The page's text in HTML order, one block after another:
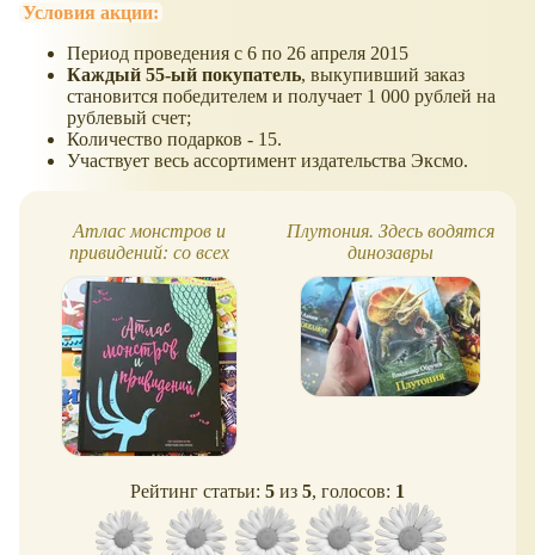
Условия акции:
Период проведения с 6 по 26 апреля 2015
Каждый 55-ый покупатель, выкупивший заказ
становится победителем и получает 1 000 рублей на
рублевый счет;
Количество подарков - 15.
Участвует весь ассортимент издательства Эксмо.
Атлас монстров и
привидений: со всех
концов света!
Плутония. Здесь водятся
динозавры
Рейтинг статьи: 5 из 5, голосов: 1